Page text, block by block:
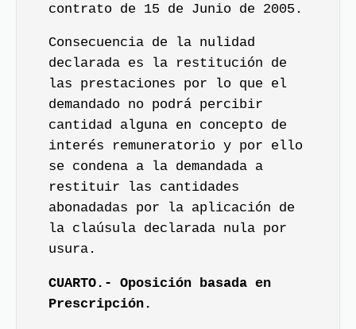
contrato de 15 de Junio de 2005.
Consecuencia de la nulidad
declarada es la restitución de
las prestaciones por lo que el
demandado no podrá percibir
cantidad alguna en concepto de
interés remuneratorio y por ello
se condena a la demandada a
restituir las cantidades
abonadadas por la aplicación de
la claúsula declarada nula por
usura.
CUARTO.- Oposición basada en
Prescripción.